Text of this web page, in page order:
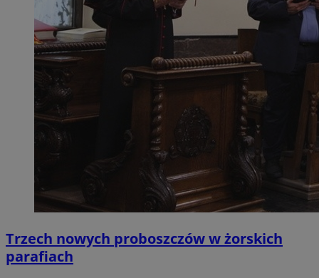
Trzech nowych proboszczów w żorskich
parafiach